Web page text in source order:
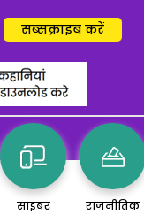
सब्सक्राइब करें
साइबर राजनीतिक